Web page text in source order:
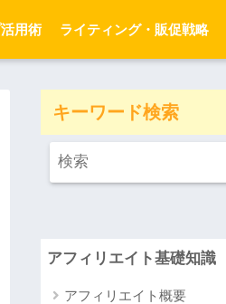
用術 ライティング・販促戦略
キーワード検索
アフィリエイト基礎知識
アフィリエイト概要